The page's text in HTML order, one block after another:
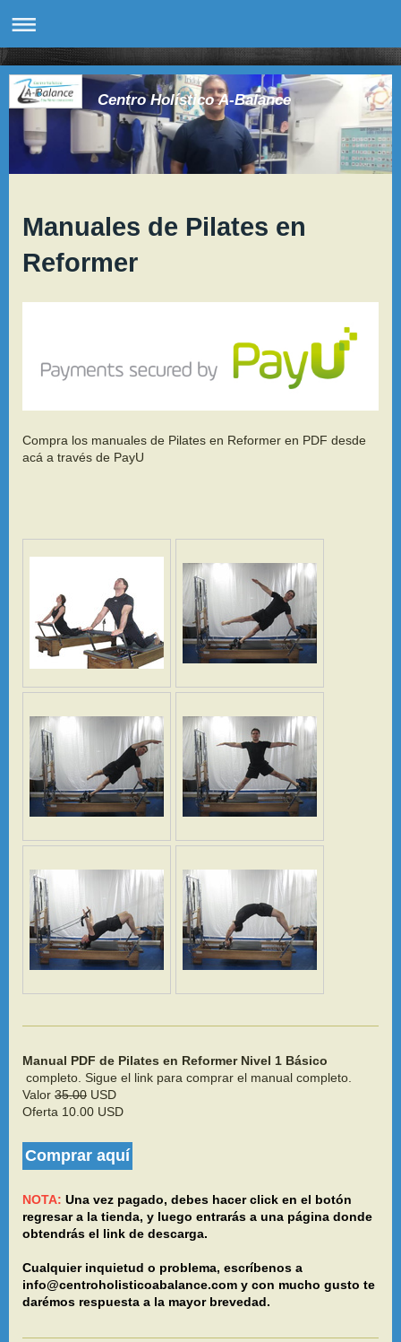
Centro Holístico A-Balance
Manuales de Pilates en
Reformer
Compra los manuales de Pilates en Reformer en PDF desde
acá a través de PayU
Manual PDF de Pilates en Reformer Nivel 1 Básico
completo. Sigue el link para comprar el manual completo.
Valor 35.00 USD
Oferta 10.00 USD
Comprar aquí
NOTA: Una vez pagado, debes hacer click en el botón
regresar a la tienda, y luego entrarás a una página donde
obtendrás el link de descarga.
Cualquier inquietud o problema, escríbenos a
info@centroholisticoabalance.com y con mucho gusto te
darémos respuesta a la mayor brevedad.